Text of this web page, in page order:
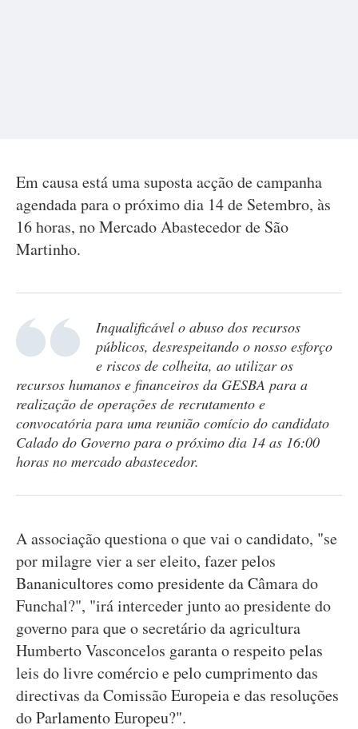
Em causa está uma suposta acção de campanha
agendada para o próximo dia 14 de Setembro, às
16 horas, no Mercado Abastecedor de São
Martinho.
Inqualificável o abuso dos recursos
públicos, desrespeitando o nosso esforço
e riscos de colheita, ao utilizar os
recursos humanos e financeiros da GESBA para a
realização de operações de recrutamento e
convocatória para uma reunião comício do candidato
Calado do Governo para o próximo dia 14 as 16:00
horas no mercado abastecedor.
A associação questiona o que vai o candidato, "se
por milagre vier a ser eleito, fazer pelos
Bananicultores como presidente da Câmara do
Funchal?", "irá interceder junto ao presidente do
governo para que o secretário da agricultura
Humberto Vasconcelos garanta o respeito pelas
leis do livre comércio e pelo cumprimento das
directivas da Comissão Europeia e das resoluções
do Parlamento Europeu?".